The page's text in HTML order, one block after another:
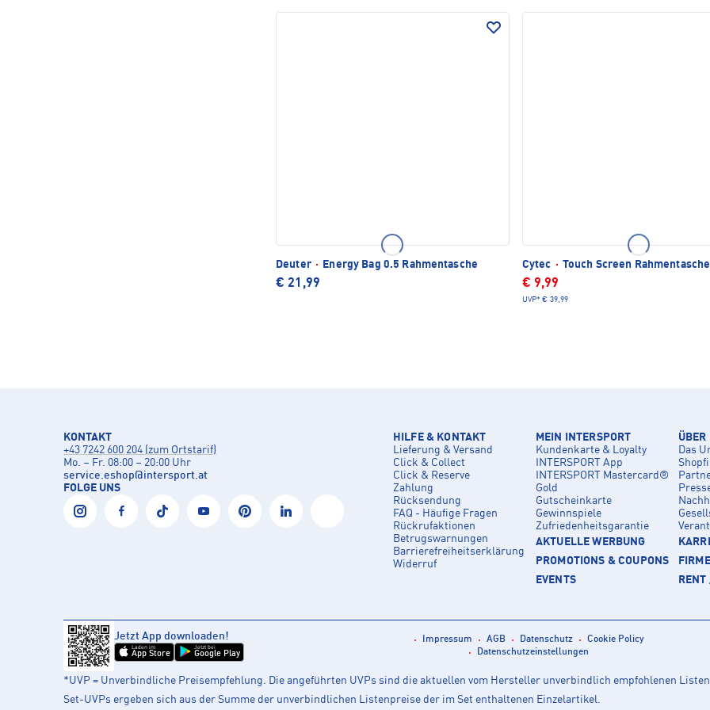
Deuter · Energy Bag 0.5 Rahmentasche
€ 21,99
Cytec · Touch Screen Rahmentasche
€ 9,99
UVP* € 39,99
KONTAKT
+43 7242 600 204 (zum Ortstarif)
Mo. – Fr. 08:00 – 20:00 Uhr
service.eshop@intersport.at
FOLGE UNS
HILFE & KONTAKT
Lieferung & Versand
Click & Collect
Click & Reserve
Zahlung
Rücksendung
FAQ - Häufige Fragen
Rückrufaktionen
Betrugswarnungen
Barrierefreiheitserklärung
Widerruf
MEIN INTERSPORT
Kundenkarte & Loyalty
INTERSPORT App
INTERSPORT Mastercard®
Gold
Gutscheinkarte
Gewinnspiele
Zufriedenheitsgarantie
AKTUELLE WERBUNG
PROMOTIONS & COUPONS
EVENTS
ÜBER
Das
Jetzt App downloaden!
Laden im
App Store
Jetzt bei
Google Play
Impressum AGB Datenschutz
Cookie Policy
Datenschutzeinstellungen
*UVP = Unverbindliche Preisempfehlung. Die angeführten UVPs sind die aktuellen vom Hersteller unverbindlich empfohlenen
Set-UVPs ergeben sich aus der Summe der unverbindlichen Listenpreise der im Set enthaltenen Einzelartikel.